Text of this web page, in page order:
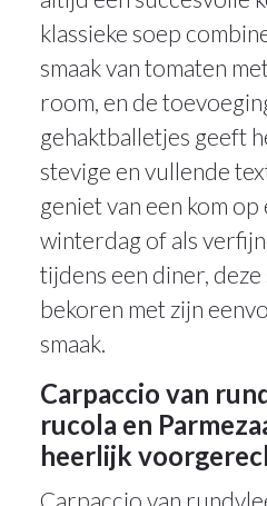
klassieke soep
smaak van tomaten
room, en de
gehaktballetjes geeft
stevige en vullende
geniet van een kom op
winterdag of als
tijdens een diner,
bekoren met zijn
smaak.
Carpaccio van
rucola en
heerlijk
Carpaccio van